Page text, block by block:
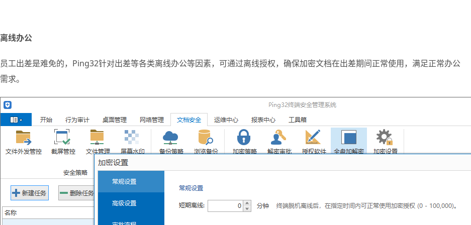
离线办公
员工出差是难免的，Ping32针对出差等各类离线办公等因素，可通过离线授权，确保加密文档在出差期间正常使用，满足正常办公
需求。